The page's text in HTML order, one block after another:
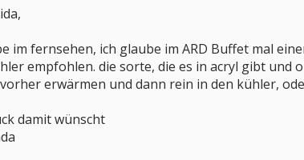
im fernsehen, ich glaube im ARD Buffet mal
empfohlen. die sorte, die es in acryl gibt
erwärmen und dann rein in den kühler,
damit wünscht